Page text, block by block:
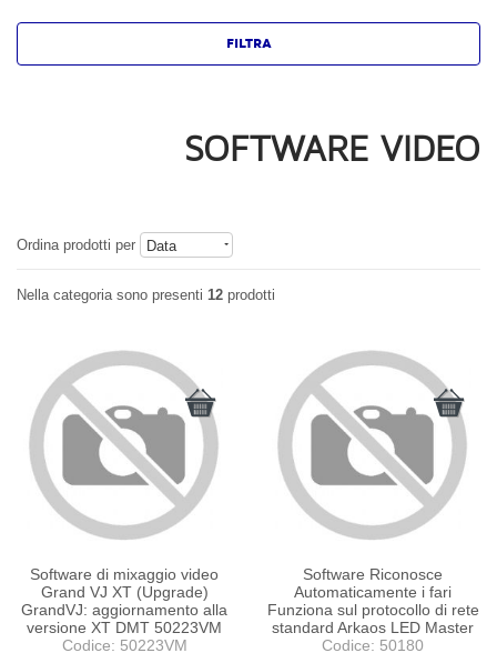
SOFTWARE VIDEO
Ordina prodotti per Data
Nella categoria sono presenti 12 prodotti
Software di mixaggio video
Grand VJ XT (Upgrade)
GrandVJ: aggiornamento alla
versione XT DMT 50223VM
Codice: 50223VM
Software Riconosce
Automaticamente i fari
Funziona sul protocollo di rete
standard Arkaos LED Master
Codice: 50180